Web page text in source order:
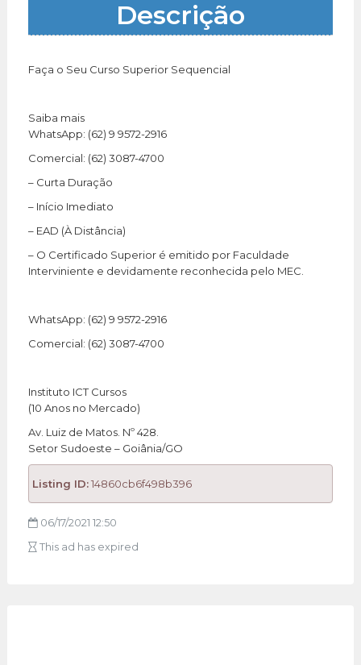
Descrição
Faça o Seu Curso Superior Sequencial
Saiba mais
WhatsApp: (62) 9 9572-2916
Comercial: (62) 3087-4700
– Curta Duração
– Início Imediato
– EAD (À Distância)
– O Certificado Superior é emitido por Faculdade
Interviniente e devidamente reconhecida pelo MEC.
WhatsApp: (62) 9 9572-2916
Comercial: (62) 3087-4700
Instituto ICT Cursos
(10 Anos no Mercado)
Av. Luiz de Matos. Nº 428.
Setor Sudoeste – Goiânia/GO
Listing ID:14860cb6f498b396
06/17/2021 12:50
This ad has expired